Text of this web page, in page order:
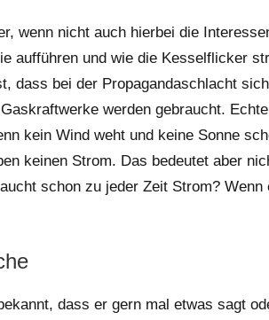
wenn nicht auch hierbei die
aufführen und wie die Kesselflicker
dass bei der Propagandaschlacht
werden gebraucht.
kein Wind weht und keine Sonne
keinen Strom. Das bedeutet aber
schon zu jeder Zeit Strom? Wenn
dass er gern mal etwas sagt